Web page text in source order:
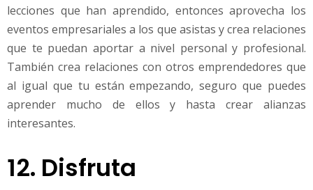
lecciones que han aprendido, entonces aprovecha los
eventos empresariales a los que asistas y crea relaciones
que te puedan aportar a nivel personal y profesional.
También crea relaciones con otros emprendedores que
al igual que tu están empezando, seguro que puedes
aprender mucho de ellos y hasta crear alianzas
interesantes.
12. Disfruta